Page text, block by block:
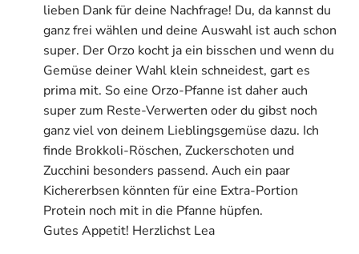
lieben Dank für deine Nachfrage! Du, da kannst du
ganz frei wählen und deine Auswahl ist auch schon
super. Der Orzo kocht ja ein bisschen und wenn du
Gemüse deiner Wahl klein schneidest, gart es
prima mit. So eine Orzo-Pfanne ist daher auch
super zum Reste-Verwerten oder du gibst noch
ganz viel von deinem Lieblingsgemüse dazu. Ich
finde Brokkoli-Röschen, Zuckerschoten und
Zucchini besonders passend. Auch ein paar
Kichererbsen könnten für eine Extra-Portion
Protein noch mit in die Pfanne hüpfen.
Gutes Appetit! Herzlichst Lea